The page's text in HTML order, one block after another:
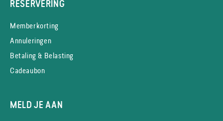
RESERVERING
Memberkorting
Annuleringen
Betaling & Belasting
Cadeaubon
MELD JE AAN